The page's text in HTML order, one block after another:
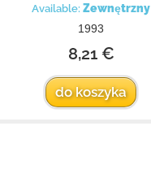
Available: Zewnętrzny
1993
8,21 €
do koszyka